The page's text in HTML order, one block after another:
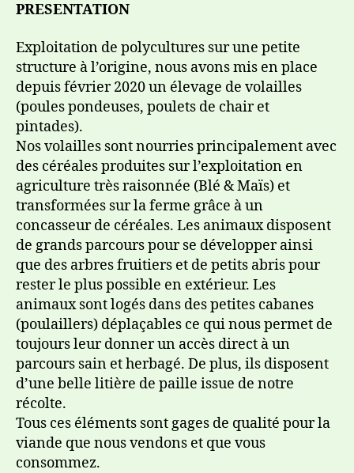
PRESENTATION
Exploitation de polycultures sur une petite
structure à l’origine, nous avons mis en place
depuis février 2020 un élevage de volailles
(poules pondeuses, poulets de chair et
pintades).
Nos volailles sont nourries principalement avec
des céréales produites sur l’exploitation en
agriculture très raisonnée (Blé & Maïs) et
transformées sur la ferme grâce à un
concasseur de céréales. Les animaux disposent
de grands parcours pour se développer ainsi
que des arbres fruitiers et de petits abris pour
rester le plus possible en extérieur. Les
animaux sont logés dans des petites cabanes
(poulaillers) déplaçables ce qui nous permet de
toujours leur donner un accès direct à un
parcours sain et herbagé. De plus, ils disposent
d’une belle litière de paille issue de notre
récolte.
Tous ces éléments sont gages de qualité pour la
viande que nous vendons et que vous
consommez.